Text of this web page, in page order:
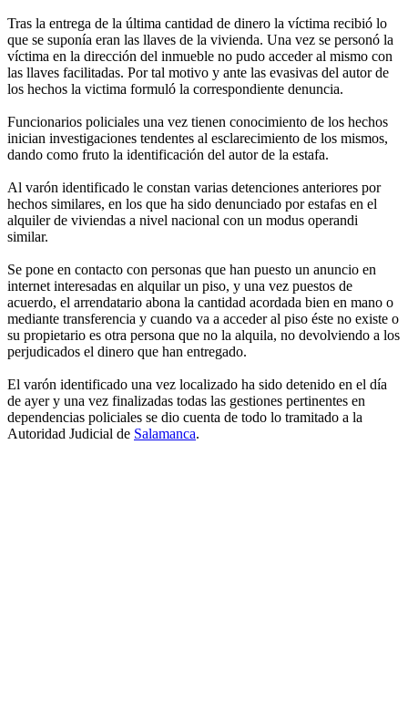
Tras la entrega de la última cantidad de dinero la víctima recibió lo
que se suponía eran las llaves de la vivienda. Una vez se personó la
víctima en la dirección del inmueble no pudo acceder al mismo con
las llaves facilitadas. Por tal motivo y ante las evasivas del autor de
los hechos la victima formuló la correspondiente denuncia.
Funcionarios policiales una vez tienen conocimiento de los hechos
inician investigaciones tendentes al esclarecimiento de los mismos,
dando como fruto la identificación del autor de la estafa.
Al varón identificado le constan varias detenciones anteriores por
hechos similares, en los que ha sido denunciado por estafas en el
alquiler de viviendas a nivel nacional con un modus operandi
similar.
Se pone en contacto con personas que han puesto un anuncio en
internet interesadas en alquilar un piso, y una vez puestos de
acuerdo, el arrendatario abona la cantidad acordada bien en mano o
mediante transferencia y cuando va a acceder al piso éste no existe o
su propietario es otra persona que no la alquila, no devolviendo a los
perjudicados el dinero que han entregado.
El varón identificado una vez localizado ha sido detenido en el día
de ayer y una vez finalizadas todas las gestiones pertinentes en
dependencias policiales se dio cuenta de todo lo tramitado a la
Autoridad Judicial de Salamanca.